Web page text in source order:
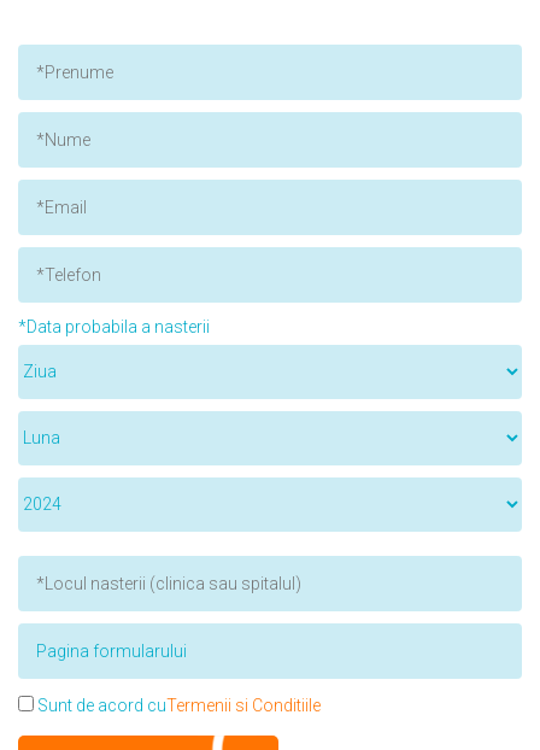
*Data probabila a nasterii
Sunt de acord cuTermenii si Conditiile